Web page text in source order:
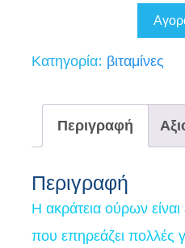
είναι:
Κατηγορία: βιταμίνες
Περιγραφή
Περιγραφή
Η ακράτεια ούρων
που επηρεάζει πολλές